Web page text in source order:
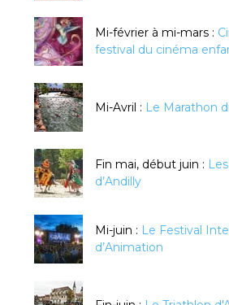
Mi-février à mi-mars :
festival du cinéma
Mi-Avril : Le Marathon
Fin mai, début juin :
d’Andilly
Mi-juin : Le Festival
d’Animation